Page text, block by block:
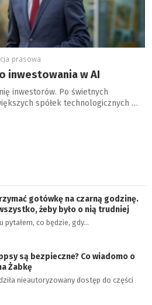
prasowa
inwestowania w AI
inwestorów. Po świetnych
spółek technologicznych …
gotówkę na czarną godzinę.
żeby było o nią trudniej
pytałem, co będzie, gdy…
są bezpieczne? Co wiadomo o
Żabkę
nieautoryzowany dostęp do części